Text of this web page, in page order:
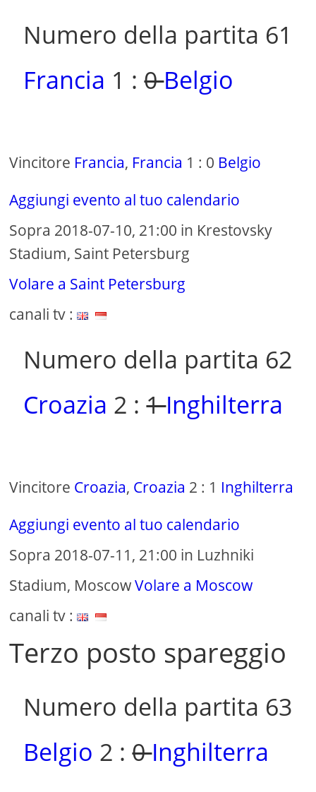
Numero della partita 61
Francia 1 :0Belgio
Vincitore Francia, Francia 1 : 0 Belgio
Aggiungi evento al tuo calendario
Sopra 2018-07-10, 21:00 in Krestovsky
Stadium, Saint Petersburg
Volare a Saint Petersburg
canali tv :
Numero della partita 62
Croazia 2 :1Inghilterra
Vincitore Croazia, Croazia 2 : 1 Inghilterra
Aggiungi evento al tuo calendario
Sopra 2018-07-11, 21:00 in Luzhniki
Stadium, MoscowVolare a Moscow
canali tv :
Terzo posto spareggio
Numero della partita 63
Belgio 2 :0Inghilterra